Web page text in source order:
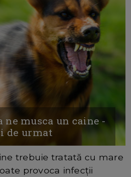
ne musca un caine -
de urmat
trebuie tratată cu mare
provoca infecții